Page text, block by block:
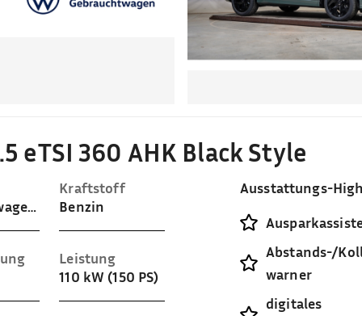
eTSI 360 AHK Black Style
Gelaendewagen / Pickup
Kraftstoff
Benzin
Leistung
110 kW (150 PS)
Ausstattungs-
Abstands-/
warner
digitales